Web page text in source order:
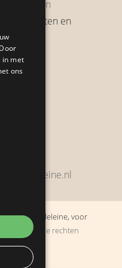
en
klacht?
154
de la Madeleine, voor
houdt· Alle rechten
in met
ons